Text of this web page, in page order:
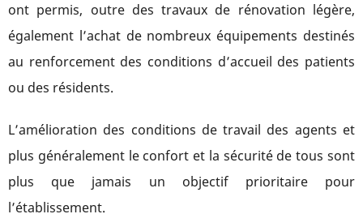
ont permis, outre des travaux de rénovation légère,
également l’achat de nombreux équipements destinés
au renforcement des conditions d’accueil des patients
ou des résidents.
L’amélioration des conditions de travail des agents et
plus généralement le confort et la sécurité de tous sont
plus que jamais un objectif prioritaire pour
l’établissement.